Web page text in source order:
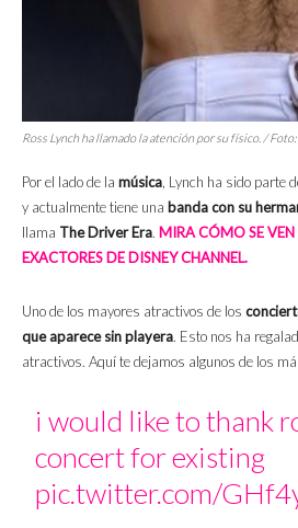
Ross Lynch ha llamado la atención por su físico. /
Por el lado de la música, Lynch ha sido parte
y actualmente tiene una banda con su
llama The Driver Era. MIRA CÓMO SE
EXACTORES DE DISNEY CHANNEL.
Uno de los mayores atractivos de los
que aparece sin playera. Esto nos ha
atractivos. Aquí te dejamos algunos de los
i would like to thank
concert for existing
pic.twitter.com/